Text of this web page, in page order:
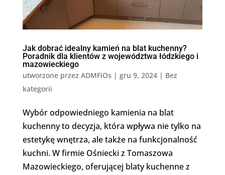
Jak dobrać idealny kamień na blat kuchenny?
Poradnik dla klientów z województwa łódzkiego i
mazowieckiego
utworzone przez ADMFiOs | gru 9, 2024| Bez
kategorii
Wybór odpowiedniego kamienia na blat
kuchenny to decyzja, która wpływa nie tylko na
estetykę wnętrza, ale także na funkcjonalność
kuchni. W firmie Ośniecki z Tomaszowa
Mazowieckiego, oferującej blaty kuchenne z